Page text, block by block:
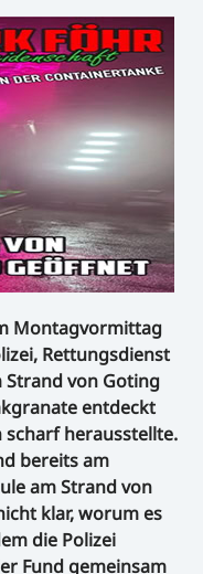
Montagvormittag
Rettungsdienst
von Goting
entdeckt
scharf herausstellte.
bereits am
am Strand von
klar, worum es
die Polizei
Fund gemeinsam